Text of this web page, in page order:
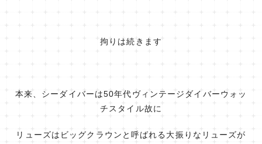
拘りは続きます
本来、シーダイバーは50年代ヴィンテージダイバーウォッ
チスタイル故に
リューズはビッグクラウンと呼ばれる大振りなリューズが